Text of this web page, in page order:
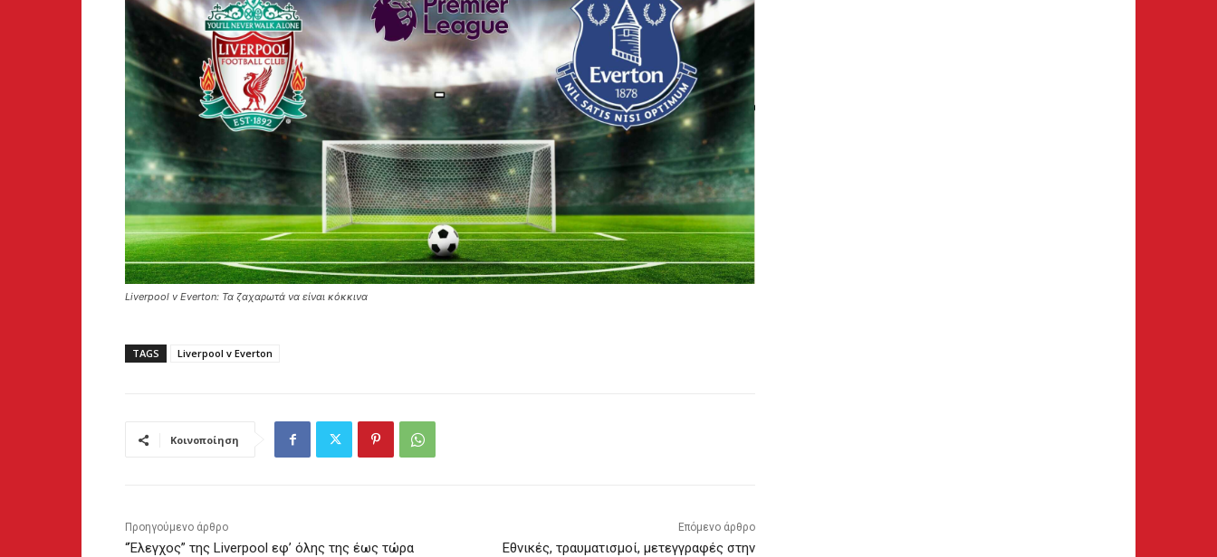
Liverpool v Everton: Τα ζαχαρωτά να είναι κόκκινα
TAGS Liverpool v Everton
Κοινοποίηση
Προηγούμενο άρθρο
“Έλεγχος” της Liverpool εφ’ όλης της έως τώρα
Επόμενο άρθρο
Εθνικές, τραυματισμοί, μετεγγραφές στην